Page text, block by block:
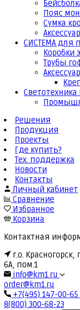
Пояс
Сумка
СИСТЕМА для
Коробки
Трубы
Светотехника
Решения
Продукция
Проекты
Где купить?
Тех. поддержка
Новости
Контакты
Личный кабинет
Сравнение
Избранное
Корзина
Контактная
г.о.
6А, пом.1
info@km1.ru
order@km1.ru
+7(495) 147-00-65
8(800) 300-68-23